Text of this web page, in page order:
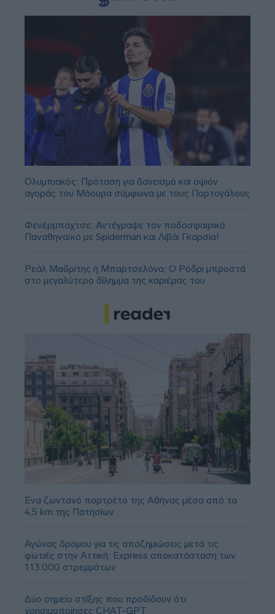
Ολυμπιακός: Πρόταση για δανεισμό και οψιόν
αγοράς του Μόουρα σύμφωνα με τους Πορτογάλους
Φενέρμπαχτσε: Αντέγραψε τον ποδοσφαιρικό
Παναθηναϊκό με Spiderman και Λιβάι Γκαρσία!
Ρεάλ Μαδρίτης ή Μπαρτσελόνα; Ο Ρόδρι μπροστά
στο μεγαλύτερο δίλημμα της καριέρας του
Ένα ζωντανό πορτρέτο της Αθήνας μέσα από τα
4,5 km της Πατησίων
Αγώνας δρόμου για τις αποζημιώσεις μετά τις
φωτιές στην Αττική: Express αποκατάσταση των
113.000 στρεμμάτων
Δύο σημείο στίξης που προδίδουν ότι
χρησιμοποίησες CHAT-GPT